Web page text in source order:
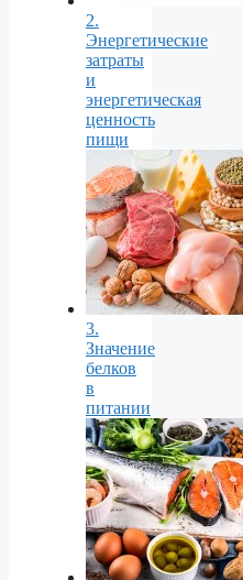
2.
Энергетические
затраты
и
энергетическая
ценность
пищи
3.
Значение
белков
в
питании